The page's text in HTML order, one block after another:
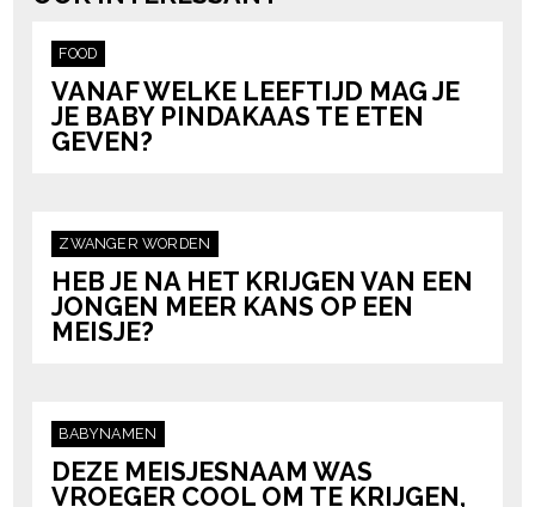
FOOD
VANAF WELKE LEEFTIJD MAG JE
JE BABY PINDAKAAS TE ETEN
GEVEN?
ZWANGER WORDEN
HEB JE NA HET KRIJGEN VAN EEN
JONGEN MEER KANS OP EEN
MEISJE?
BABYNAMEN
DEZE MEISJESNAAM WAS
VROEGER COOL OM TE KRIJGEN,